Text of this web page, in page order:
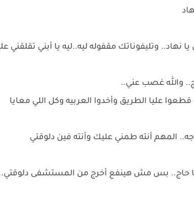
نهاد.. وتليفوناتك مقفوله ليه..ليه يا أبني تقلقني
والله غصب عني..
قطعوا عليا الطريق وأخدوا العربيه وكل اللي معايا
المهم أنته طمني عليك وأنته فين دلوقتي
يا حاج.. بس مش هينفع أخرج من المستشفى